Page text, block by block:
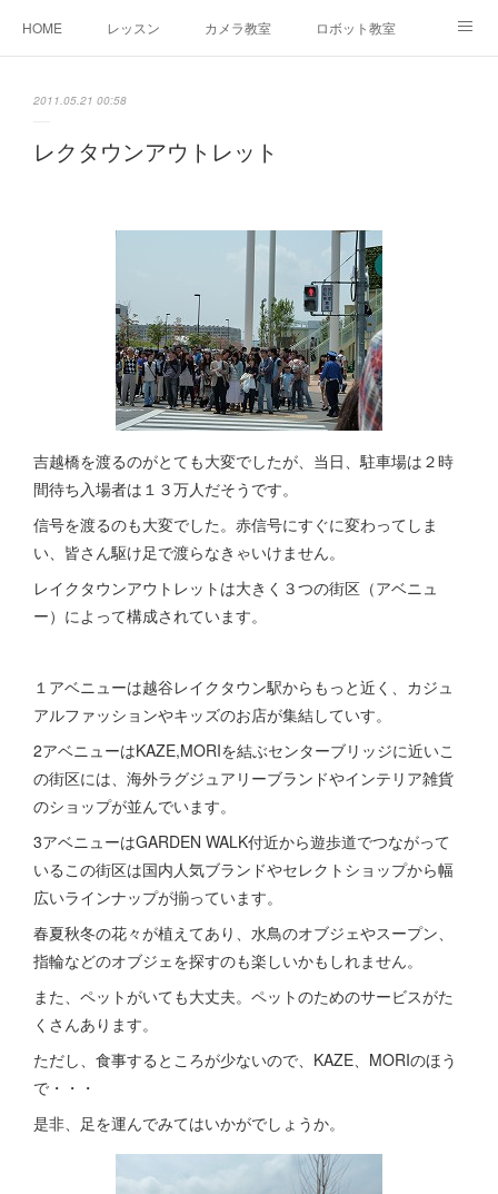
HOME レッスン カメラ教室 ロボット教室
2011.05.21 00:58
レクタウンアウトレット
吉越橋を渡るのがとても大変でしたが、当日、駐車場は２時
間待ち入場者は１３万人だそうです。
信号を渡るのも大変でした。赤信号にすぐに変わってしま
い、皆さん駆け足で渡らなきゃいけません。
レイクタウンアウトレットは大きく３つの街区（アベニュ
ー）によって構成されています。
１アベニューは越谷レイクタウン駅からもっと近く、カジュ
アルファッションやキッズのお店が集結していす。
2アベニューはKAZE,MORIを結ぶセンターブリッジに近いこ
の街区には、海外ラグジュアリーブランドやインテリア雑貨
のショップが並んでいます。
3アベニューはGARDEN WALK付近から遊歩道でつながって
いるこの街区は国内人気ブランドやセレクトショップから幅
広いラインナップが揃っています。
春夏秋冬の花々が植えてあり、水鳥のオブジェやスープン、
指輪などのオブジェを探すのも楽しいかもしれません。
また、ペットがいても大丈夫。ペットのためのサービスがた
くさんあります。
ただし、食事するところが少ないので、KAZE、MORIのほう
で・・・
是非、足を運んでみてはいかがでしょうか。